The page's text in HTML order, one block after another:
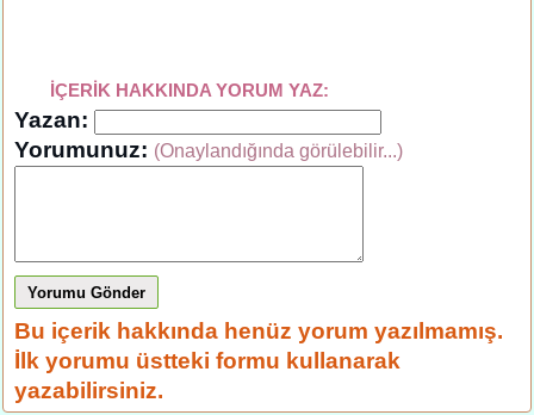
İÇERİK HAKKINDA YORUM YAZ:
Yazan:
Yorumunuz: (Onaylandığında görülebilir...)
Yorumu Gönder
Bu içerik hakkında henüz yorum yazılmamış.
İlk yorumu üstteki formu kullanarak
yazabilirsiniz.